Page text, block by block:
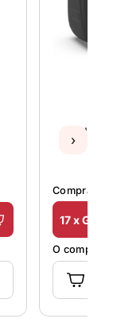
Comprá en
17 x Gs.
O comprá
›